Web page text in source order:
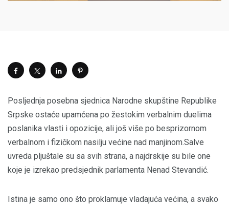
Posljednja posebna sjednica Narodne skupštine Republike
Srpske ostaće upamćena po žestokim verbalnim duelima
poslanika vlasti i opozicije, ali još više po besprizornom
verbalnom i fizičkom nasilju većine nad manjinom.Salve
uvreda pljuštale su sa svih strana, a najdrskije su bile one
koje je izrekao predsjednik parlamenta Nenad Stevandić.
Istina je samo ono što proklamuje vladajuća većina, a svako